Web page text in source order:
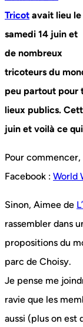
Tricot avait lieu le
samedi 14 juin et
de nombreux
tricoteurs du
peu partout pour
lieux publics.
juin et voilà ce
Pour
Facebook : World
Sinon, Aimee de
rassembler dans
propositions du
parc de Choisy.
Je pense me
ravie que les
aussi (plus on est